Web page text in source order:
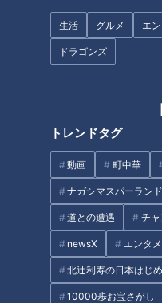
生活 グルメ エ
ドラゴンズ
トレンドタグ
動画 町中華
ナガシマスパーランド
道との遭遇 チャ
newsX エンタメ
北辻利寿の日本はじ
10000歩お宝さがし
他店より約4割安い⁉ 豊富
の幸が激安な「魚太郎」をセレ
ブマダムが大調査
全国初！ドンキの新業態「ロビ
ン・フッド」が愛知・あま市
誕生！コスパ最強の“うどんバ
キング”や便利な冷凍総菜も
タグ
チャント！